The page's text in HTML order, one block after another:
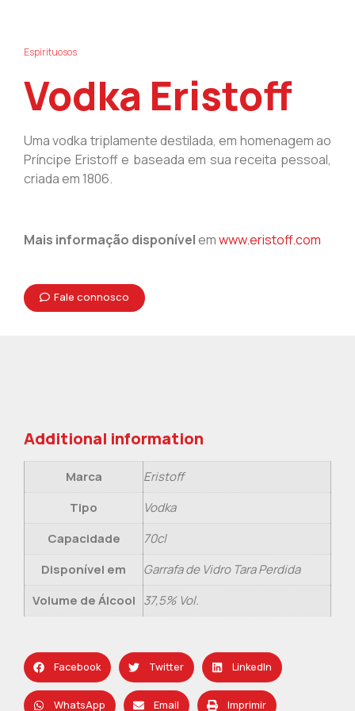
Espirituosos
Vodka Eristoff
Uma vodka triplamente destilada, em homenagem ao
Príncipe Eristoff e baseada em sua receita pessoal,
criada em 1806.
Mais informação disponívelemwww.eristoff.com
Fale connosco
Additional information
Marca
Eristoff
Tipo
Vodka
Capacidade
70cl
Disponível em
Garrafa de Vidro Tara Perdida
Volume de Álcool 37,5% Vol.
Facebook Twitter LinkedIn
WhatsApp Email Imprimir